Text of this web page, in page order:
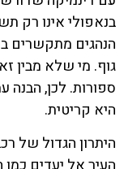
בנאפולי אינו רק
הנהגים מתקשרים
גוף. מי שלא מבין
ספורות. לכן,
היא קריטית.
היתרון הגדול של